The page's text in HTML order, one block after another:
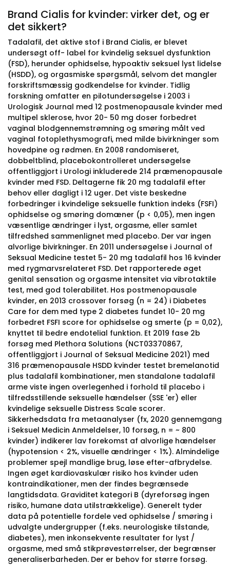
Brand Cialis for kvinder: virker det, og er
det sikkert?
Tadalafil, det aktive stof i Brand Cialis, er blevet
undersøgt off- label for kvindelig seksuel dysfunktion
(FSD), herunder ophidselse, hypoaktiv seksuel lyst lidelse
(HSDD), og orgasmiske spørgsmål, selvom det mangler
forskriftsmæssig godkendelse for kvinder. Tidlig
forskning omfatter en pilotundersøgelse i 2003 i
Urologisk Journal med 12 postmenopausale kvinder med
multipel sklerose, hvor 20- 50 mg doser forbedret
vaginal blodgennemstrømning og smøring målt ved
vaginal fotoplethysmografi, med milde bivirkninger som
hovedpine og rødmen. En 2008 randomiseret,
dobbeltblind, placebokontrolleret undersøgelse
offentliggjort i Urologi inkluderede 214 præmenopausale
kvinder med FSD. Deltagerne fik 20 mg tadalafil efter
behov eller dagligt i 12 uger. Det viste beskedne
forbedringer i kvindelige seksuelle funktion indeks (FSFI)
ophidselse og smøring domæner (p < 0,05), men ingen
væsentlige ændringer i lyst, orgasme, eller samlet
tilfredshed sammenlignet med placebo. Der var ingen
alvorlige bivirkninger. En 2011 undersøgelse i Journal of
Seksual Medicine testet 5- 20 mg tadalafil hos 16 kvinder
med rygmarvsrelateret FSD. Det rapporterede øget
genital sensation og orgasme intensitet via vibrotaktile
test, med god tolerabilitet. Hos postmenopausale
kvinder, en 2013 crossover forsøg (n = 24) i Diabetes
Care for dem med type 2 diabetes fundet 10- 20 mg
forbedret FSFI score for ophidselse og smerte (p = 0,02),
knyttet til bedre endotelial funktion. Et 2019 fase 2b
forsøg med Plethora Solutions (NCT03370867,
offentliggjort i Journal of Seksual Medicine 2021) med
316 præmenopausale HSDD kvinder testet bremelanotid
plus tadalafil kombinationer, men standalone tadalafil
arme viste ingen overlegenhed i forhold til placebo i
tilfredsstillende seksuelle hændelser (SSE 'er) eller
kvindelige seksuelle Distress Scale scorer.
Sikkerhedsdata fra metaanalyser (fx, 2020 gennemgang
i Seksuel Medicin Anmeldelser, 10 forsøg, n = ~ 800
kvinder) indikerer lav forekomst af alvorlige hændelser
(hypotension < 2%, visuelle ændringer < 1%). Almindelige
problemer spejl mandlige brug, løse efter-afbrydelse.
Ingen øget kardiovaskulær risiko hos kvinder uden
kontraindikationer, men der findes begrænsede
langtidsdata. Graviditet kategori B (dyreforsøg ingen
risiko, humane data utilstrækkelige). Generelt tyder
data på potentielle fordele ved ophidselse / smøring i
udvalgte undergrupper (f.eks. neurologiske tilstande,
diabetes), men inkonsekvente resultater for lyst /
orgasme, med små stikprøvestørrelser, der begrænser
generaliserbarheden. Der er behov for større forsøg.